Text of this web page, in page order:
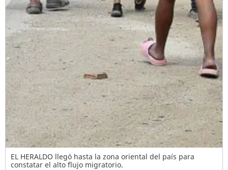
EL HERALDO llegó hasta la zona oriental del país para
constatar el alto flujo migratorio.